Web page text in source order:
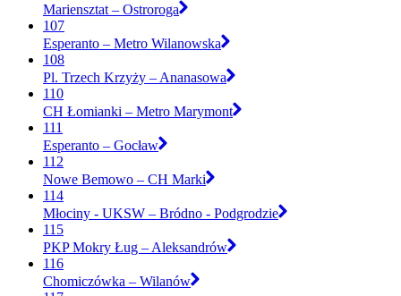
Mariensztat – Ostroroga
107
Esperanto – Metro Wilanowska
108
Pl. Trzech Krzyży – Ananasowa
110
CH Łomianki – Metro Marymont
111
Esperanto – Gocław
112
Nowe Bemowo – CH Marki
114
Młociny - UKSW – Bródno - Podgrodzie
115
PKP Mokry Ług – Aleksandrów
116
Chomiczówka – Wilanów